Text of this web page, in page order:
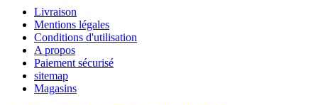
Livraison
Mentions légales
Conditions d'utilisation
A propos
Paiement sécurisé
sitemap
Magasins